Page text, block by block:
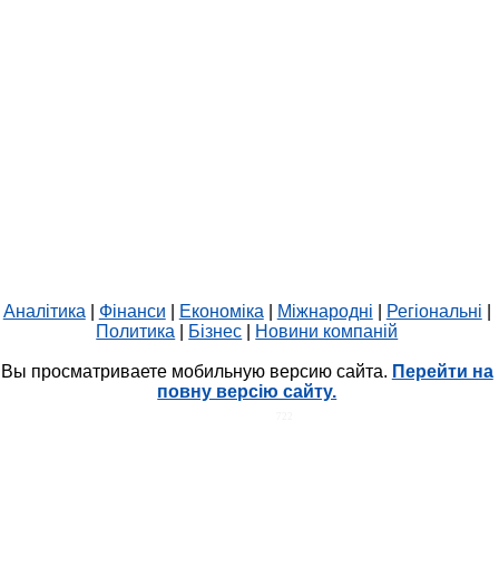
Аналітика Фінанси Економіка Міжнародні Регіональні
Политика
Бізнес Новини компаній
Вы просматриваете мобильную версию сайта. Перейти на
повну версію сайту.